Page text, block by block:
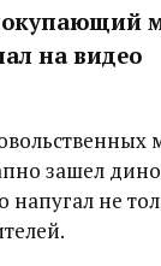
на видео
зашел
напугал не